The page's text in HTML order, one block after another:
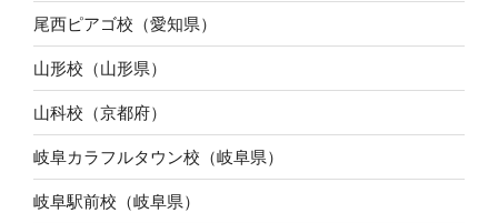
尾西ピアゴ校（愛知県）
山形校（山形県）
山科校（京都府）
岐阜カラフルタウン校（岐阜県）
岐阜駅前校（岐阜県）